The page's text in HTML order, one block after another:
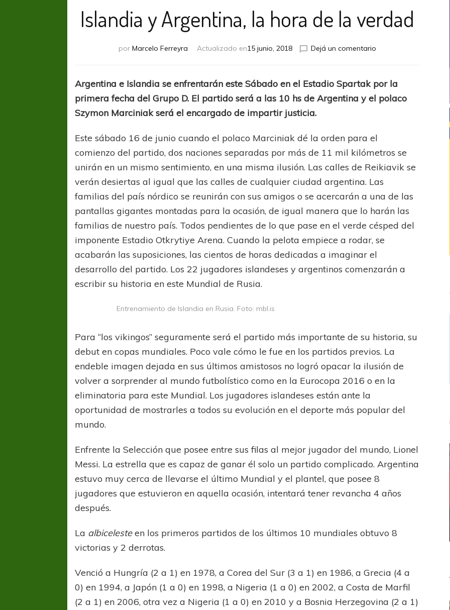
Islandia y Argentina, la hora de la verdad
por Marcelo Ferreyra Actualizado en15 junio, 2018 Dejá un comentarioen
Argentina,
la
hora
Argentina e Islandia se enfrentarán este Sábado en el Estadio Spartak por la
primera fecha del Grupo D. El partido será a las 10 hs de Argentina y el polaco
Szymon Marciniak será el encargado de impartir justicia.
Este sábado 16 de junio cuando el polaco Marciniak dé la orden para el
comienzo del partido, dos naciones separadas por más de 11 mil kilómetros se
unirán en un mismo sentimiento, en una misma ilusión. Las calles de Reikiavik se
verán desiertas al igual que las calles de cualquier ciudad argentina. Las
familias del país nórdico se reunirán con sus amigos o se acercarán a una de las
pantallas gigantes montadas para la ocasión, de igual manera que lo harán las
familias de nuestro país. Todos pendientes de lo que pase en el verde césped del
imponente Estadio Otkrytiye Arena. Cuando la pelota empiece a rodar, se
acabarán las suposiciones, las cientos de horas dedicadas a imaginar el
desarrollo del partido. Los 22 jugadores islandeses y argentinos comenzarán a
escribir su historia en este Mundial de Rusia.
Entrenamiento de Islandia en Rusia. Foto: mbl.is
Para “los vikingos” seguramente será el partido más importante de su historia, su
debut en copas mundiales. Poco vale cómo le fue en los partidos previos. La
endeble imagen dejada en sus últimos amistosos no logró opacar la ilusión de
volver a sorprender al mundo futbolístico como en la Eurocopa 2016 o en la
eliminatoria para este Mundial. Los jugadores islandeses están ante la
oportunidad de mostrarles a todos su evolución en el deporte más popular del
mundo.
Enfrente la Selección que posee entre sus filas al mejor jugador del mundo, Lionel
Messi. La estrella que es capaz de ganar él solo un partido complicado. Argentina
estuvo muy cerca de llevarse el último Mundial y el plantel, que posee 8
jugadores que estuvieron en aquella ocasión, intentará tener revancha 4 años
después.
La albicelesteen los primeros partidos de los últimos 10 mundiales obtuvo 8
victorias y 2 derrotas.
Venció a Hungría (2 a 1) en 1978, a Corea del Sur (3 a 1) en 1986, a Grecia (4 a
0) en 1994, a Japón (1 a 0) en 1998, a Nigeria (1 a 0) en 2002, a Costa de Marfil
(2 a 1) en 2006, otra vez a Nigeria (1 a 0) en 2010 y a Bosnia Herzegovina (2 a 1)